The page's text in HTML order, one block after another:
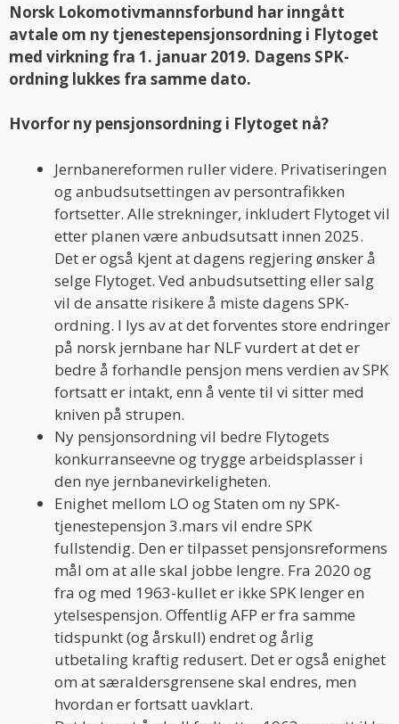
Norsk Lokomotivmannsforbund har inngått
avtale om ny tjenestepensjonsordning i Flytoget
med virkning fra 1. januar 2019. Dagens SPK-
ordning lukkes fra samme dato.
Hvorfor ny pensjonsordning i Flytoget nå?
Jernbanereformen ruller videre. Privatiseringen
og anbudsutsettingen av persontrafikken
fortsetter. Alle strekninger, inkludert Flytoget vil
etter planen være anbudsutsatt innen 2025.
Det er også kjent at dagens regjering ønsker å
selge Flytoget. Ved anbudsutsetting eller salg
vil de ansatte risikere å miste dagens SPK-
ordning. I lys av at det forventes store endringer
på norsk jernbane har NLF vurdert at det er
bedre å forhandle pensjon mens verdien av SPK
fortsatt er intakt, enn å vente til vi sitter med
kniven på strupen.
Ny pensjonsordning vil bedre Flytogets
konkurranseevne og trygge arbeidsplasser i
den nye jernbanevirkeligheten.
Enighet mellom LO og Staten om ny SPK-
tjenestepensjon 3.mars vil endre SPK
fullstendig. Den er tilpasset pensjonsreformens
mål om at alle skal jobbe lengre. Fra 2020 og
fra og med 1963-kullet er ikke SPK lenger en
ytelsespensjon. Offentlig AFP er fra samme
tidspunkt (og årskull) endret og årlig
utbetaling kraftig redusert. Det er også enighet
om at særaldersgrensene skal endres, men
hvordan er fortsatt uavklart.